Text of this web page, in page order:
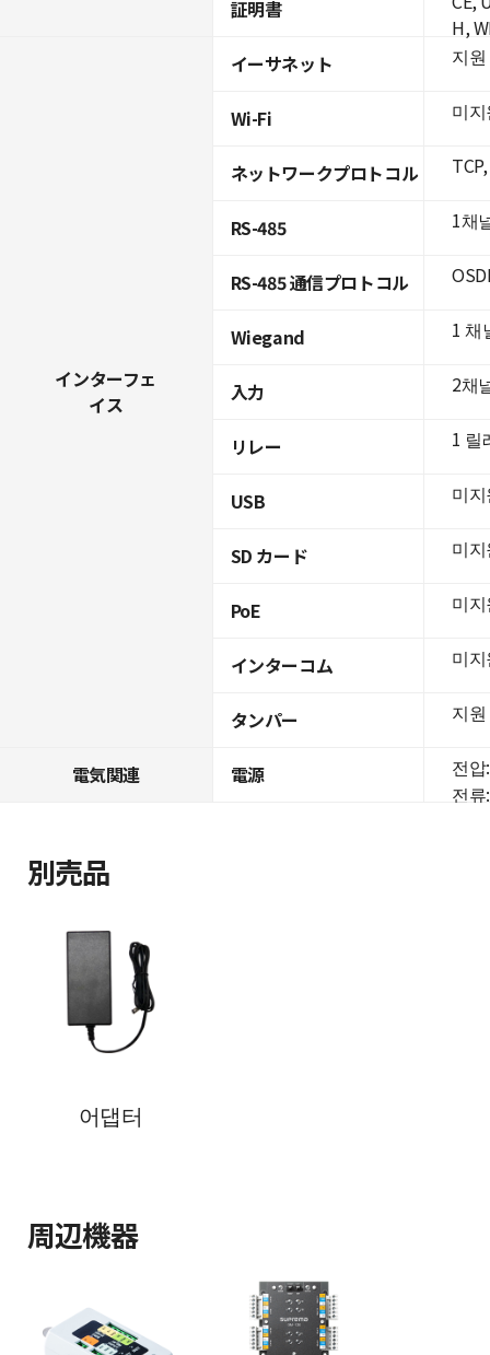
証明書
インターフェ
イス
イーサネット
Wi-Fi
ネットワークプロトコル
RS-485
RS-485 通信プロトコル
Wiegand
入力
リレー
USB
SD カード
PoE
インターコム
タンパー
電気関連 電源
H,
지
미
1채
1 채
2채
1 릴
미
미
미
미
지원
전압
전류
別売品
어댑터
周辺機器